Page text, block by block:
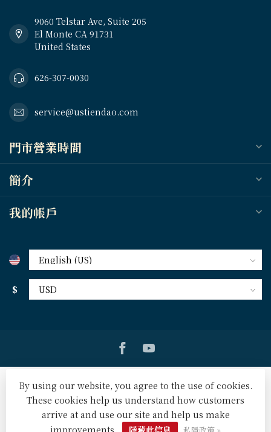
9060 Telstar Ave, Suite 205
El Monte CA 91731
United States
626-307-0030
service@ustiendao.com
門市營業時間
簡介
我的帳戶
$
© Copyright 2026 天道北美網路書房 U.S. Tien Dao Books
Powered byLightspeed- Lightspeed designbyDyvelopment
By using our website, you agree to the use of cookies.
These cookies help us understand how customers
arrive at and use our site and help us make
improvements.
隱藏此信息